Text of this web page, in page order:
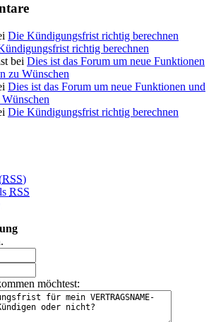
Die Kündigungsfrist richtig berechnen
richtig berechnen
bei Dies ist das Forum um neue Funktionen
zu Wünschen
Dies ist das Forum um neue Funktionen und
Die Kündigungsfrist richtig berechnen
RSS)
RSS
möchtest: